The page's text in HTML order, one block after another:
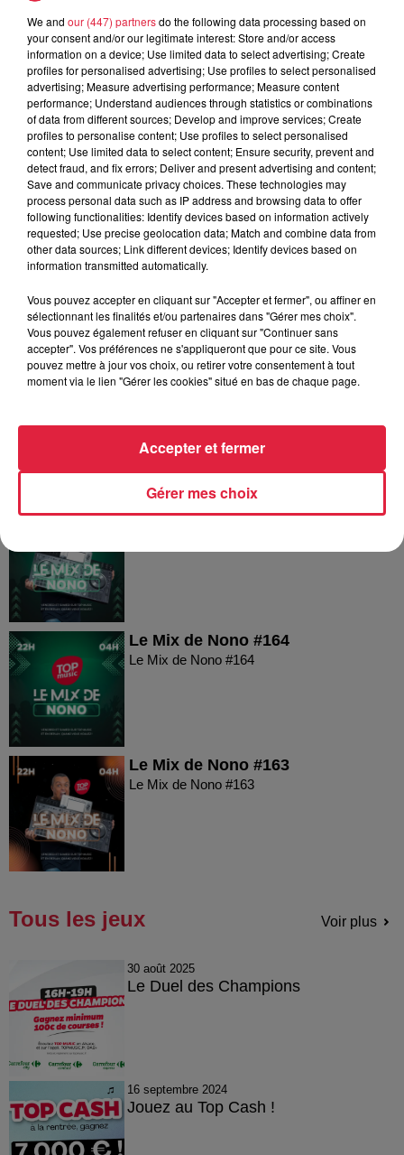
5 août 2026
Europa-Park : des précisons sur
l’après Euro-Mir
Dans la même série
Le Mix de Nono #167
Le Mix de Nono #166
Le Mix de Nono #165
Le Mix de Nono #164
Le Mix de Nono #164
Le Mix de Nono #163
Le Mix de Nono #163
Tous les jeux Voir plus
30 août 2025
Le Duel des Champions
16 septembre 2024
Jouez au Top Cash !
We and our (447) partnersdo the following data processing based on
your consent and/or our legitimate interest: Store and/or access
information on a device; Use limited data to select advertising; Create
profiles for personalised advertising; Use profiles to select personalised
advertising; Measure advertising performance; Measure content
performance; Understand audiences through statistics or combinations
of data from different sources; Develop and improve services; Create
profiles to personalise content; Use profiles to select personalised
content; Use limited data to select content; Ensure security, prevent and
detect fraud, and fix errors; Deliver and present advertising and content;
Save and communicate privacy choices. These technologies may
process personal data such as IP address and browsing data to offer
following functionalities: Identify devices based on information actively
requested; Use precise geolocation data; Match and combine data from
other data sources; Link different devices; Identify devices based on
information transmitted automatically.
Vous pouvez accepter en cliquant sur "Accepter et fermer", ou affiner en
sélectionnant les finalités et/ou partenaires dans "Gérer mes choix".
Vous pouvez également refuser en cliquant sur "Continuer sans
accepter". Vos préférences ne s'appliqueront que pour ce site. Vous
pouvez mettre à jour vos choix, ou retirer votre consentement à tout
moment via le lien "Gérer les cookies" situé en bas de chaque page.
Gérer mes choix
Accepter et fermer